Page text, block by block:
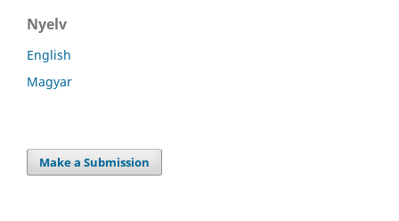
Nyelv
English
Magyar
Make a Submission